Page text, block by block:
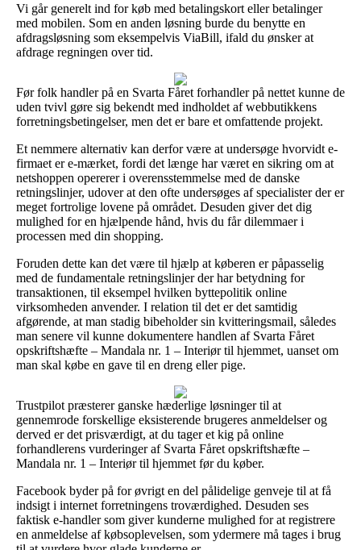
Vi går generelt ind for køb med betalingskort eller betalinger
med mobilen. Som en anden løsning burde du benytte en
afdragsløsning som eksempelvis ViaBill, ifald du ønsker at
afdrage regningen over tid.
Før folk handler på en Svarta Fåret forhandler på nettet kunne de
uden tvivl gøre sig bekendt med indholdet af webbutikkens
forretningsbetingelser, men det er bare et omfattende projekt.
Et nemmere alternativ kan derfor være at undersøge hvorvidt e-
firmaet er e-mærket, fordi det længe har været en sikring om at
netshoppen opererer i overensstemmelse med de danske
retningslinjer, udover at den ofte undersøges af specialister der er
meget fortrolige lovene på området. Desuden giver det dig
mulighed for en hjælpende hånd, hvis du får dilemmaer i
processen med din shopping.
Foruden dette kan det være til hjælp at køberen er påpasselig
med de fundamentale retningslinjer der har betydning for
transaktionen, til eksempel hvilken byttepolitik online
virksomheden anvender. I relation til det er det samtidig
afgørende, at man stadig bibeholder sin kvitteringsmail, således
man senere vil kunne dokumentere handlen af Svarta Fåret
opskriftshæfte – Mandala nr. 1 – Interiør til hjemmet, uanset om
man skal købe en gave til en dreng eller pige.
Trustpilot præsterer ganske hæderlige løsninger til at
gennemrode forskellige eksisterende brugeres anmeldelser og
derved er det prisværdigt, at du tager et kig på online
forhandlerens vurderinger af Svarta Fåret opskriftshæfte –
Mandala nr. 1 – Interiør til hjemmet før du køber.
Facebook byder på for øvrigt en del pålidelige genveje til at få
indsigt i internet forretningens troværdighed. Desuden ses
faktisk e-handler som giver kunderne mulighed for at registrere
en anmeldelse af købsoplevelsen, som ydermere må tages i brug